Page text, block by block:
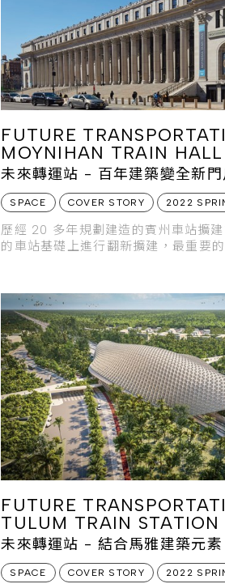
FUTURE
MOYNIHAN TRAIN HALL
未來轉運站 - 百年建築變全新門
SPACE COVER STORY 2022
歷經 20 多年規劃建造的賓州車站擴
的車站基礎上進行翻新擴建，最重要
FUTURE
TULUM TRAIN STATION
未來轉運站 - 結合馬雅建築元素
SPACE COVER STORY 2022